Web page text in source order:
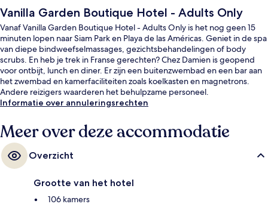
Vanilla Garden Boutique Hotel - Adults Only
Vanaf Vanilla Garden Boutique Hotel - Adults Only is het nog geen 15
minuten lopen naar Siam Park en Playa de las Américas. Geniet in de spa
van diepe bindweefselmassages, gezichtsbehandelingen of body
scrubs. En heb je trek in Franse gerechten? Chez Damien is geopend
voor ontbijt, lunch en diner. Er zijn een buitenzwembad en een bar aan
het zwembad en kamerfaciliteiten zoals koelkasten en magnetrons.
Andere reizigers waarderen het behulpzame personeel.
Informatie over annuleringsrechten
Meer over deze accommodatie
Overzicht
Grootte van het hotel
106 kamers